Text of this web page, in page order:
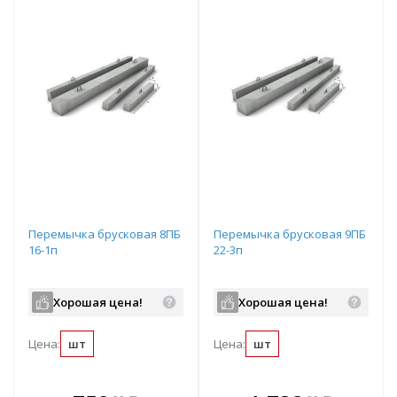
Перемычка брусковая 8ПБ
16-1п
Хорошая цена!
Цена: шт
Перемычка брусковая 9ПБ
22-3п
Хорошая цена!
Цена: шт